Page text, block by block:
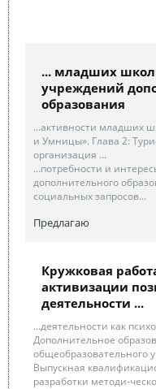
... младших
учреждений
образования
...активности младших
и Умницы». Глава 2:
организация ...
...потребности и
дополнительного
социальных запросов...
Предлагаю
Кружковая
активизации
деятельности ...
...деятельности как
Дополнительное
общеобразовательного
Выпускная
разработки методи-